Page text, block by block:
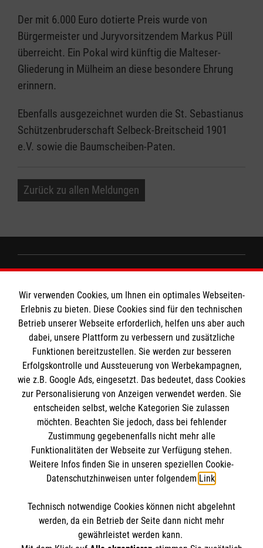
Der mit 6.000 Euro dotierte Preis wurde von
Bürgermeister und Juryvorsitzendem Markus Püll
überreicht. Ein Pokal wird künftig die Malteser-
Gliederung in Mülheim an diese besondere Ehrung
erinnern.
Ebenfalls ausgezeichnet wurden die St. Sebastianus
Schützenbruderschaft Selbeck-Breitscheid 1901
e.V. sowie die Baumscheiben-Paten.
Zurück zu allen Meldungen
Impressum
Datenschutz
Kontakt
Die Malteser
Malteser in Deutschland
Malteserorden
Sharepoint
Spendenkonto
Empfänger: Malteser Hilfsdienst e.V.
Bank: Pax-Bank für Kirche und Caritas eG
IBAN: DE49370601201201206100
BIC: GENODED1PA7
So finden Sie uns
Karlsruher Straße 9
45478 Mülheim an der Ruhr
Accordion 1
Wir verwenden Cookies, um Ihnen ein optimales Webseiten-
Erlebnis zu bieten. Diese Cookies sind für den technischen
Betrieb unserer Webseite erforderlich, helfen uns aber auch
dabei, unsere Plattform zu verbessern und zusätzliche
Funktionen bereitzustellen. Sie werden zur besseren
Erfolgskontrolle und Aussteuerung von Werbekampagnen,
wie z.B. Google Ads, eingesetzt. Das bedeutet, dass Cookies
zur Personalisierung von Anzeigen verwendet werden. Sie
entscheiden selbst, welche Kategorien Sie zulassen
möchten. Beachten Sie jedoch, dass bei fehlender
Zustimmung gegebenenfalls nicht mehr alle
Funktionalitäten der Webseite zur Verfügung stehen.
Weitere Infos finden Sie in unseren speziellen Cookie-
Datenschutzhinweisen unter folgendem Link.
Technisch notwendige Cookies können nicht abgelehnt
werden, da ein Betrieb der Seite dann nicht mehr
gewährleistet werden kann.